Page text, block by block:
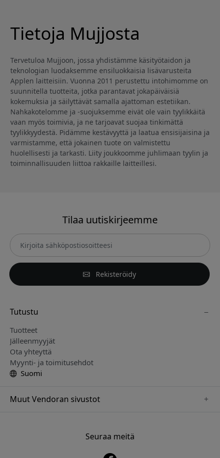
Tietoja Mujjosta
Tervetuloa Mujjoon, jossa yhdistämme käsityötaidon ja
teknologian luodaksemme ensiluokkaisia lisävarusteita
Applen laitteisiin. Vuonna 2011 perustettu intohimomme on
suunnitella tuotteita, jotka parantavat jokapäiväisiä
kokemuksia ja säilyttävät samalla ajattoman estetiikan.
Nahkakotelomme ja -suojuksemme eivät ole vain tyylikkäitä
vaan myös toimivia, ja ne tarjoavat suojaa tinkimättä
tyylikkyydestä. Pidämme kestävyyttä ja laatua ensisijaisina ja
varmistamme, että jokainen tuote on valmistettu
huolellisesti ja tarkasti. Liity joukkoomme juhlimaan tyylin ja
toiminnallisuuden liittoa rakkaille laitteillesi.
Tilaa uutiskirjeemme
Rekisteröidy
Tutustu
Tuotteet
Jälleenmyyjät
Ota yhteyttä
Myynti- ja toimitusehdot
Suomi
Muut Vendoran sivustot
Seuraa meitä